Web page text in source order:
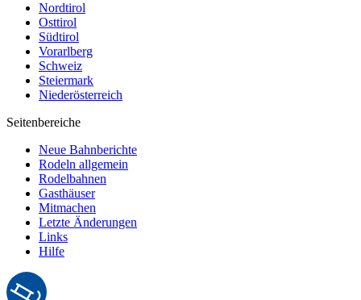
Nordtirol
Osttirol
Südtirol
Vorarlberg
Schweiz
Steiermark
Niederösterreich
Seitenbereiche
Neue Bahnberichte
Rodeln allgemein
Rodelbahnen
Gasthäuser
Mitmachen
Letzte Änderungen
Links
Hilfe